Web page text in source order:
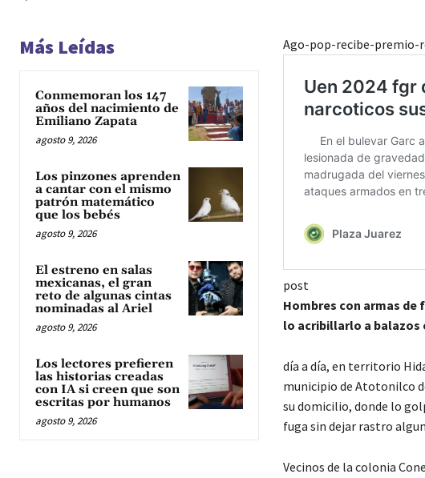
Más Leídas
Conmemoran los 147
años del nacimiento de
Emiliano Zapata
agosto 9, 2026
Los pinzones aprenden
a cantar con el mismo
patrón matemático
que los bebés
agosto 9, 2026
El estreno en salas
mexicanas, el gran
reto de algunas cintas
nominadas al Ariel
agosto 9, 2026
Los lectores prefieren
las historias creadas
con IA si creen que son
escritas por humanos
agosto 9, 2026
Ago-pop-recibe-premio-
post
Hombres con armas
lo acribillarlo a balazos
día a día, en territorio
municipio de Atotonilco
su domicilio, donde lo
fuga sin dejar rastro
Vecinos de la colonia